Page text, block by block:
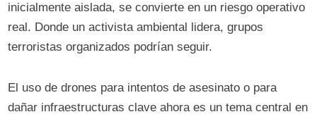
inicialmente aislada, se convierte en un riesgo operativo
real. Donde un activista ambiental lidera, grupos
terroristas organizados podrían seguir.
El uso de drones para intentos de asesinato o para
dañar infraestructuras clave ahora es un tema central en